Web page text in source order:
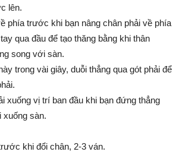
lên.
phía trước khi bạn nâng chân phải về phía
qua đầu để tạo thăng bằng khi thân
song với sàn.
trong vài giây, duỗi thẳng qua gót phải để
xuống vị trí ban đầu khi bạn đứng thẳng
xuống sàn.
khi đổi chân, 2-3 ván.